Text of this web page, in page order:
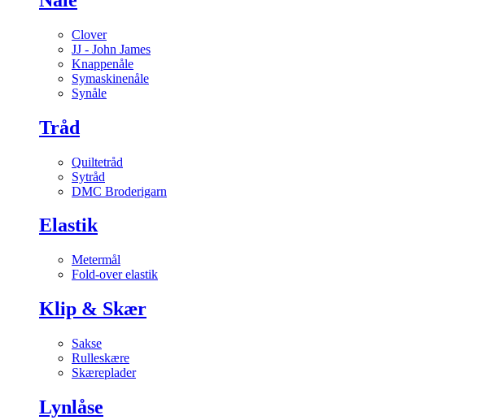
Clover
JJ - John James
Knappenåle
Symaskinenåle
Synåle
Tråd
Quiltetråd
Sytråd
DMC Broderigarn
Elastik
Metermål
Fold-over elastik
Klip & Skær
Sakse
Rulleskære
Skæreplader
Lynlåse